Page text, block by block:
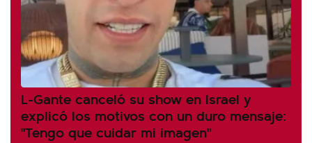
L-Gante canceló su show en Israel y
explicó los motivos con un duro mensaje:
"Tengo que cuidar mi imagen"